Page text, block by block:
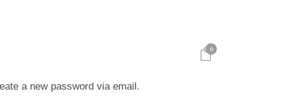
0
a new password via email.